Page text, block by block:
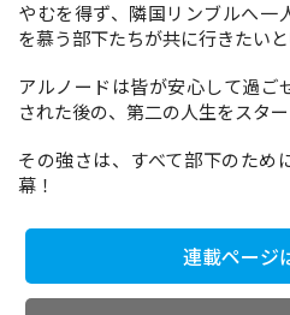
やむを得ず、隣国リンブルへ一
を慕う部下たちが共に行きたい
アルノードは皆が安心して過ご
された後の、第二の人生をスター
その強さは、すべて部下のため
幕！
連載ページ